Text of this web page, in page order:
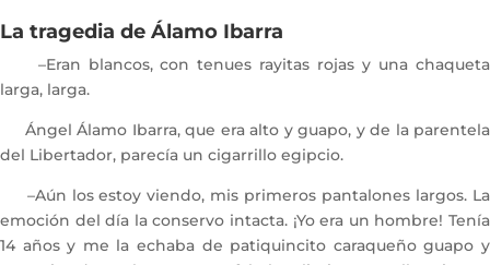
La tragedia de Álamo Ibarra
–Eran blancos, con tenues rayitas rojas y una chaqueta
larga, larga.
Ángel Álamo Ibarra, que era alto y guapo, y de la parentela
del Libertador, parecía un cigarrillo egipcio.
–Aún los estoy viendo, mis primeros pantalones largos. La
emoción del día la conservo intacta. ¡Yo era un hombre! Tenía
14 años y me la echaba de patiquincito caraqueño guapo y